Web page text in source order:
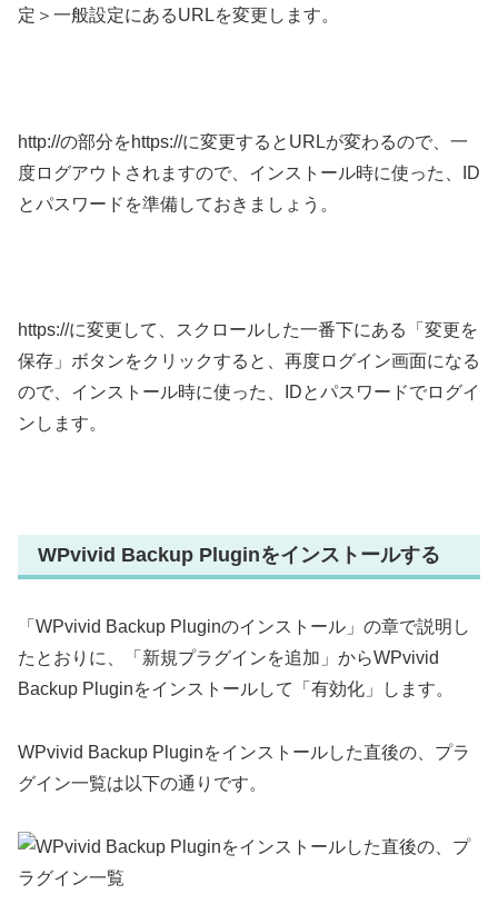
定＞一般設定にあるURLを変更します。
http://の部分をhttps://に変更するとURLが変わるので、一
度ログアウトされますので、インストール時に使った、ID
とパスワードを準備しておきましょう。
https://に変更して、スクロールした一番下にある「変更を
保存」ボタンをクリックすると、再度ログイン画面になる
ので、インストール時に使った、IDとパスワードでログイ
ンします。
WPvivid Backup Pluginをインストールする
「WPvivid Backup Pluginのインストール」の章で説明し
たとおりに、「新規プラグインを追加」からWPvivid
Backup Pluginをインストールして「有効化」します。
WPvivid Backup Pluginをインストールした直後の、プラ
グイン一覧は以下の通りです。